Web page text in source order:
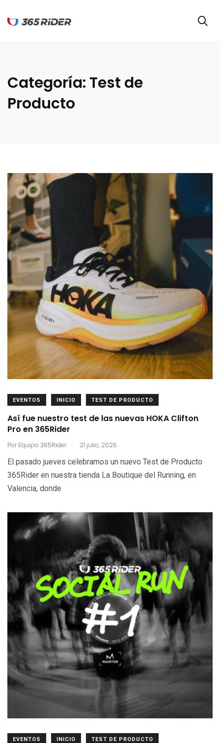
Categoría: Test de
Producto
EVENTOS INICIO TEST DE PRODUCTO
Así fue nuestro test de las nuevas HOKA Clifton
Pro en 365Rider
Por Equipo 365Rider . 21 julio, 2026
El pasado jueves celebramos un nuevo Test de Producto
365Rider en nuestra tienda La Boutique del Running, en
Valencia, donde
EVENTOS INICIO TEST DE PRODUCTO